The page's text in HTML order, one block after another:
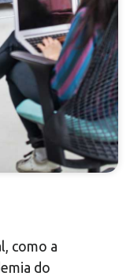
como a
do